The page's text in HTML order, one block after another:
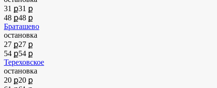
31 ք31 ք
48 ք48 ք
Браташево
остановка
27 ք27 ք
54 ք54 ք
Тереховское
остановка
20 ք20 ք